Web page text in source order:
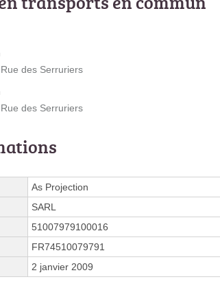
des Serruriers
des Serruriers
As Projection
SARL
51007979100016
FR74510079791
2 janvier 2009